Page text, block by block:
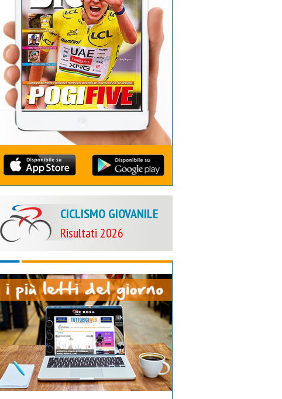
CICLISMO GIOVANILE
Risultati 2026